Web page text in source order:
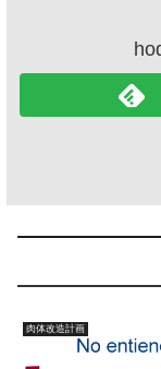
肉体改造計画